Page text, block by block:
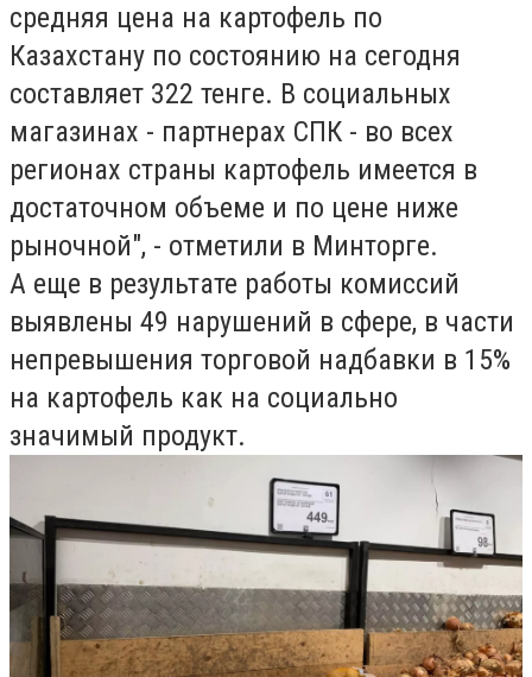
средняя цена на картофель по
Казахстану по состоянию на сегодня
составляет 322 тенге. В социальных
магазинах - партнерах СПК - во всех
регионах страны картофель имеется в
достаточном объеме и по цене ниже
рыночной", - отметили в Минторге.
А еще в результате работы комиссий
выявлены 49 нарушений в сфере, в части
непревышения торговой надбавки в 15%
на картофель как на социально
значимый продукт.